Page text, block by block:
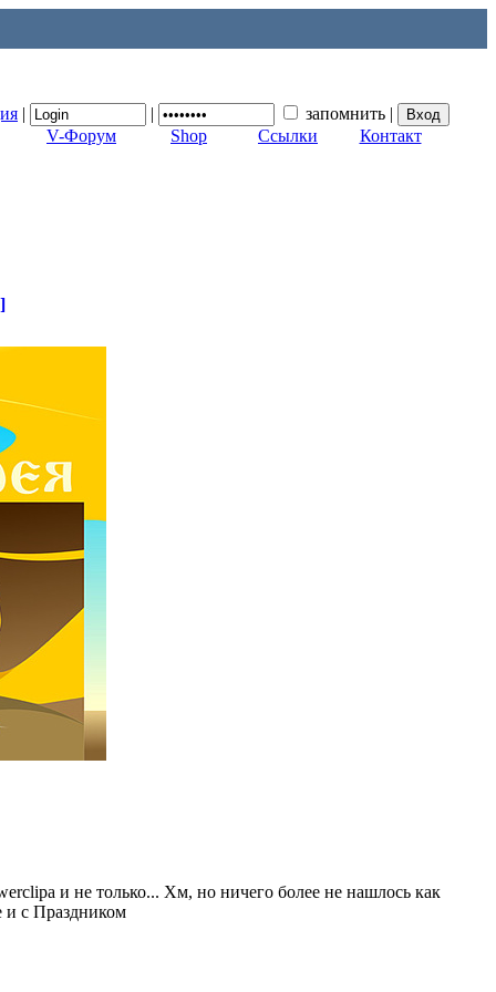
| | запомнить |
V-Форум Shop Ссылки Контакт
и не только... Хм, но ничего более не нашлось как
и с Праздником